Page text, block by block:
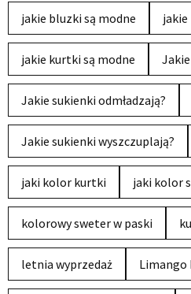
jakie bluzki są modne
jakie kurtki są modne
Jakie sukienki odmładzają?
Jakie sukienki wyszczuplają?
jaki kolor kurtki jaki kolor
kolorowy sweter w paski
letnia wyprzedaż Limango